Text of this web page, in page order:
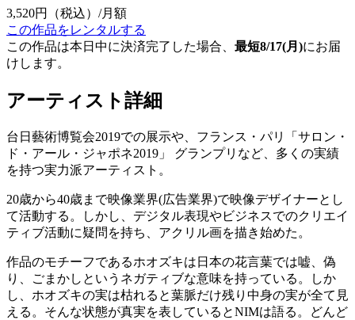
3,520円
（税込）/月額
この作品をレンタルする
この作品は本日中に決済完了した場合、 最短8/17(月)にお届
けします。
アーティスト詳細
台日藝術博覧会2019での展示や、フランス・パリ「サロン・
ド・アール・ジャポネ2019」 グランプリなど、多くの実績
を持つ実力派アーティスト。
20歳から40歳まで映像業界(広告業界)で映像デザイナーとし
て活動する。しかし、デジタル表現やビジネスでのクリエイ
ティブ活動に疑問を持ち、アクリル画を描き始めた。
作品のモチーフであるホオズキは⽇本の花⾔葉では嘘、偽
り、ごまかしというネガティブな意味を持っている。しか
し、ホオズキの実は枯れると葉脈だけ残り中⾝の実が全て⾒
える。そんな状態が真実を表しているとNIMは語る。どんど